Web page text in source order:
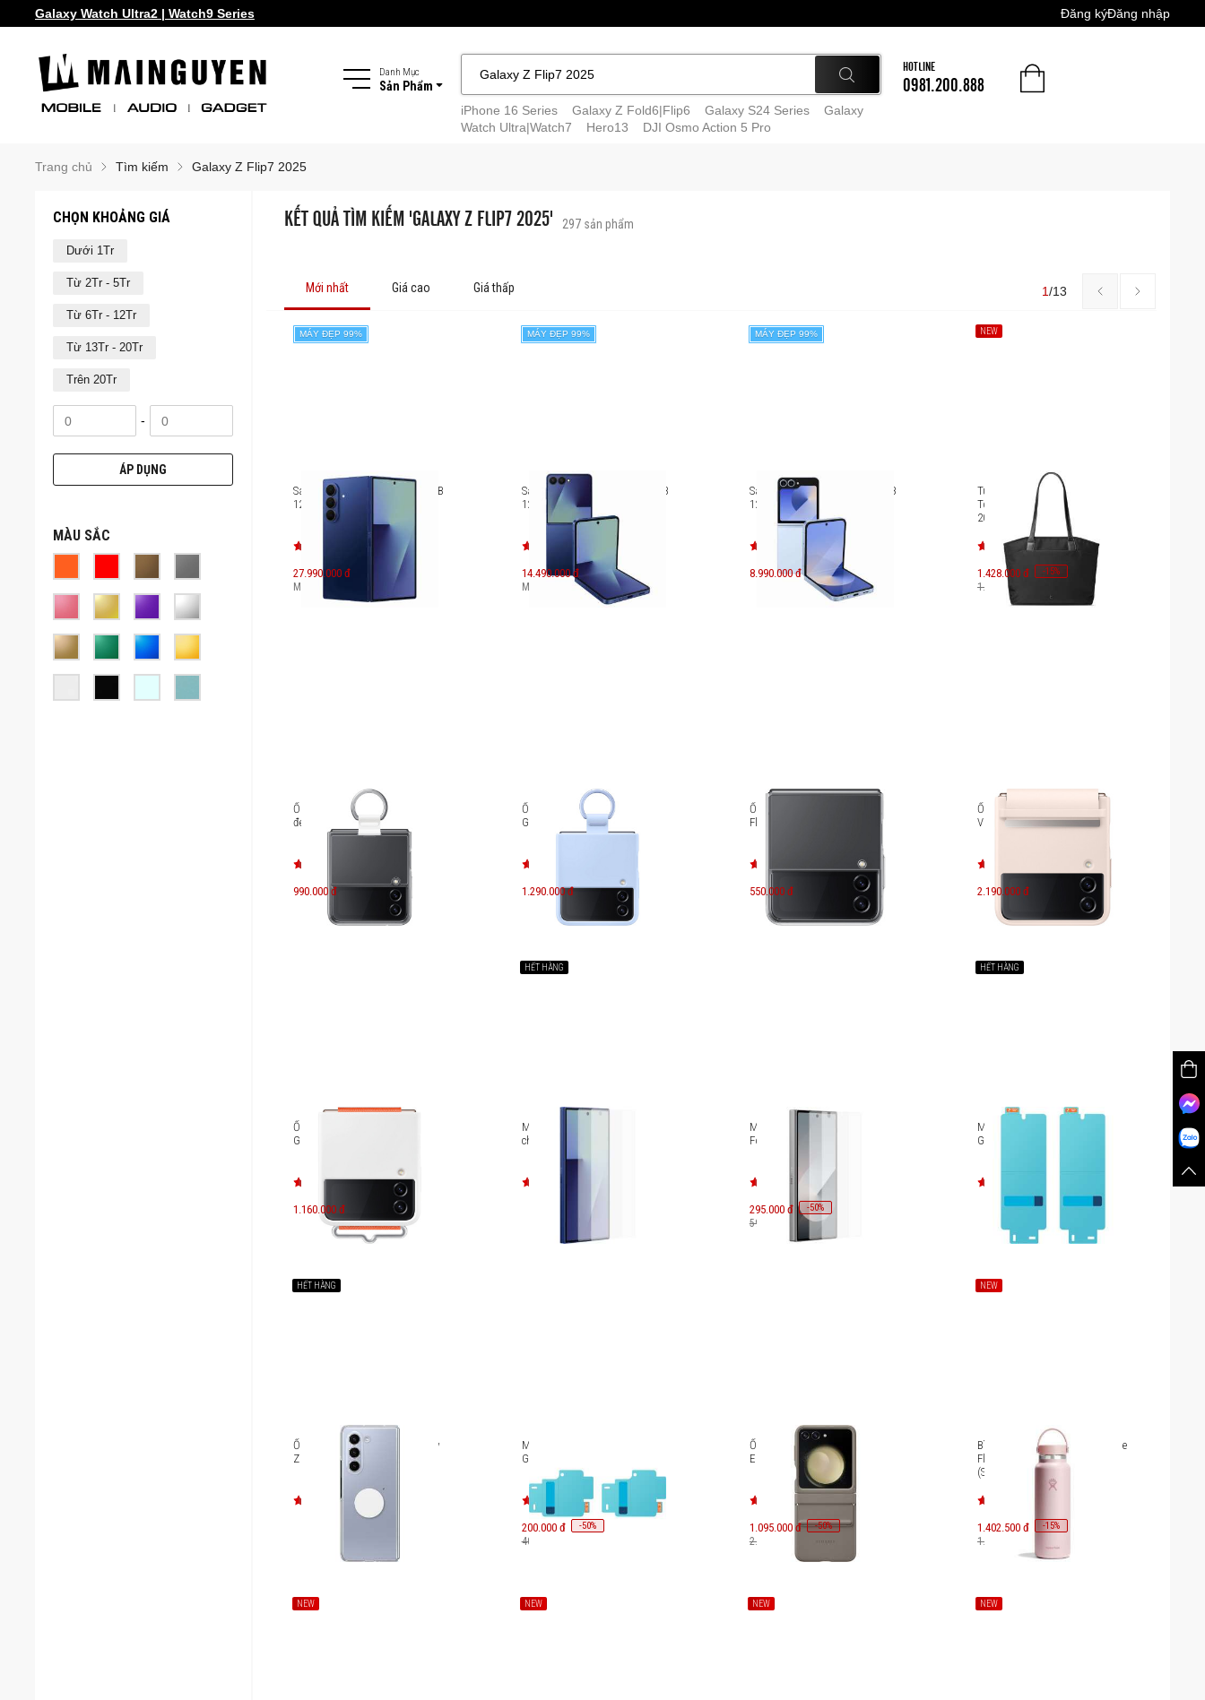
Galaxy Watch Ultra2 | Watch9 Series Đăng kýĐăng nhập
Danh Mục
Sản Phẩm
iPhone 16 Series
Galaxy Z Fold6|Flip6 Galaxy S24 Series
Galaxy
Watch Ultra|Watch7
Hero13 DJI Osmo Action 5 Pro
HOTLINE
0981.200.888
Trang chủ Tìm kiếm Galaxy Z Flip7 2025
CHỌN KHOẢNG GIÁ
Dưới 1Tr
Từ 2Tr - 5Tr
Từ 6Tr - 12Tr
Từ 13Tr - 20Tr
Trên 20Tr
-
ÁP DỤNG
MÀU SẮC
KẾT QUẢ TÌM KIẾM 'GALAXY Z FLIP7 2025' 297 sản phẩm
Mới nhất Giá cao Giá thấp 1/13
MÁY ĐẸP 99%
Samsung Galaxy Z Fold7 256GB
12GB RAM SM-F966
27.990.000 đ
Máy mới:
MÁY ĐẸP 99%
Samsung Galaxy Z Flip7 256GB
12GB RAM SM-F766
14.490.000 đ
Máy mới: 28.990.000đ
MÁY ĐẸP 99%
Samsung Galaxy Z Flip6 256GB
12GB RAM F741
8.990.000 đ
NEW
Túi xách Tomtoc Versatile-T23
Tote Laptop 16 inch/18L T23-
2025
1.428.000 đ -15%
1.680.000 đ
Ốp lưng trong suốt kèm vòng
đeo Galaxy Z Flip4 EF-OF721
990.000 đ
Ốp lưng silicon kèm vòng đeo
Galaxy Z Flip4 EF-PF721T
1.290.000 đ
Ốp lưng trong suốt Galaxy Z
Flip4 EF-QF721
550.000 đ
Ốp lưng da Galaxy Z Flip4 EF-
VF721L
2.190.000 đ
Ốp lưng Silicone kèm dây đeo
Galaxy Z Flip4 EF-GF721T
1.160.000 đ
HẾT HÀNG
Miếng dán màn hình chống
chói Galaxy Z Fold7 EF-UF966C
Miếng dán màn hình Galaxy Z
Fold6 EF-UF956
295.000 đ -50%
590.000 đ
HẾT HÀNG
Miếng dán bảo vệ màn hình
Galaxy Z Fold5 EF-UF946
HẾT HÀNG
Ốp lưng trong linh hoạt Galaxy
Z Fold5 EF-XF946
Miếng dán bảo vệ màn hình
Galaxy Z Flip5 EF-UF731
200.000 đ -50%
400.000 đ
Ốp lưng da Eco Galaxy Z Flip5
EF-VF731
1.095.000 đ -50%
2.190.000 đ
NEW
Bình giữ nhiệt Hydro Flask Wide
Flex Cap 40 OZ (1183 ml)
(Season 2025) W40CTS
1.402.500 đ -15%
1.650.000 đ
NEW NEW NEW NEW